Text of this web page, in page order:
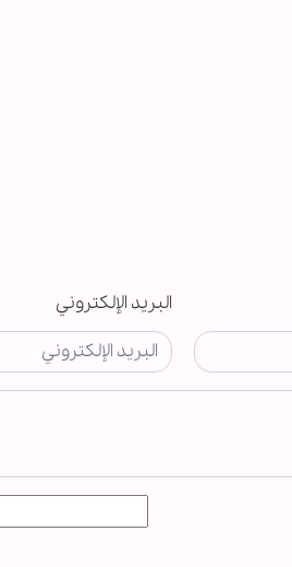
البريد الإلكتروني